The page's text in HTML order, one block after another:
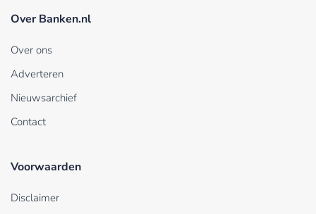
Over Banken.nl
Over ons
Adverteren
Nieuwsarchief
Contact
Voorwaarden
Disclaimer